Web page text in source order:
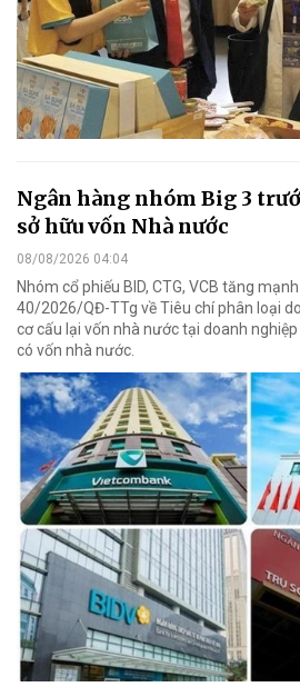
Ngân hàng nhóm Big 3
sở hữu vốn Nhà nước
08/08/2026 04:04
Nhóm cổ phiếu BID, CTG, VCB tăng
40/2026/QĐ-TTg về Tiêu chí phân loại
cơ cấu lại vốn nhà nước tại doanh
có vốn nhà nước.